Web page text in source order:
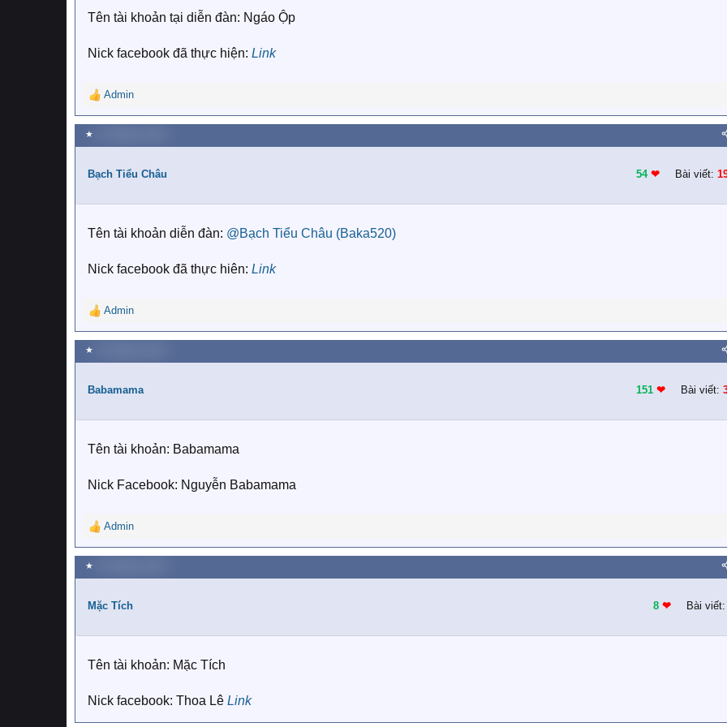
Tên tài khoản tại diễn đàn: Ngáo Ộp
Nick facebook đã thực hiện: Link
R
e
a
c
i
n
:
Admin
★
Bạch Tiểu Châu 54 ❤︎ Bài viết:
Tên tài khoản diễn đàn: @Bạch Tiểu Châu (Baka520)
Nick facebook đã thực hiên: Link
R
e
a
c
i
n
:
Admin
★
Babamama 151 ❤︎ Bài viết:
Tên tài khoản: Babamama
Nick Facebook: Nguyễn Babamama
R
e
a
c
i
n
:
Admin
★
Mặc Tích 8 ❤︎ Bài viết:
Tên tài khoản: Mặc Tích
Nick facebook: Thoa Lê Link